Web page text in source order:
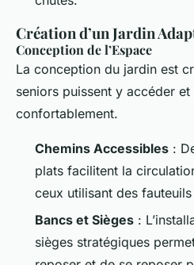
Création d’un Jardin
Conception de l’Espace
La conception du jardin est
seniors puissent y accéder
confortablement.
Chemins Accessibles :
plats facilitent la
ceux utilisant des
Bancs et Sièges :
sièges stratégiques